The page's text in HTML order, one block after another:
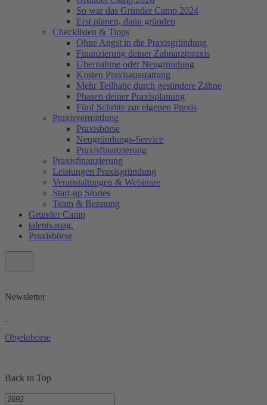
So war das Gründer Camp 2024
Erst planen, dann gründen
Checklisten & Tipps
Ohne Angst in die Praxisgründung
Finanzierung deiner Zahnarztpraxis
Übernahme oder Neugründung
Kosten Praxisausstattung
Mehr Teilhabe durch gesündere Zähne
Phasen deiner Praxisplanung
Fünf Schritte zur eigenen Praxis
Praxisvermittlung
Praxisbörse
Neugründungs-Service
Praxisfinanzierung
Praxisfinanzierung
Leistungen Praxisgründung
Veranstaltungen & Webinare
Start-up Stories
Team & Beratung
Gründer Camp
talents.mag.
Praxisbörse
Newsletter
Objektbörse
Back to Top